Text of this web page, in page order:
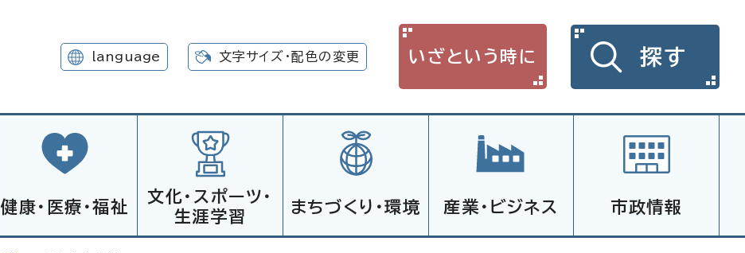
language 文字サイズ・配色の変更 いざという時に 探す
健康・医療・福祉
文化・スポーツ・
生涯学習
まちづくり・環境 産業・ビジネス 市政情報